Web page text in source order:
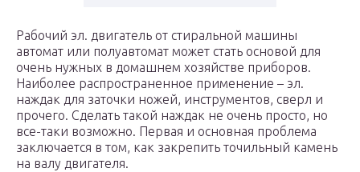
Рабочий эл. двигатель от стиральной машины
автомат или полуавтомат может стать основой для
очень нужных в домашнем хозяйстве приборов.
Наиболее распространенное применение – эл.
наждак для заточки ножей, инструментов, сверл и
прочего. Сделать такой наждак не очень просто, но
все-таки возможно. Первая и основная проблема
заключается в том, как закрепить точильный камень
на валу двигателя.